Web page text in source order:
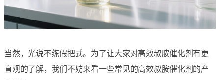
当然，光说不练假把式。为了让大家对高效叔胺催化剂有更
直观的了解，我们不妨来看一些常见的高效叔胺催化剂的产